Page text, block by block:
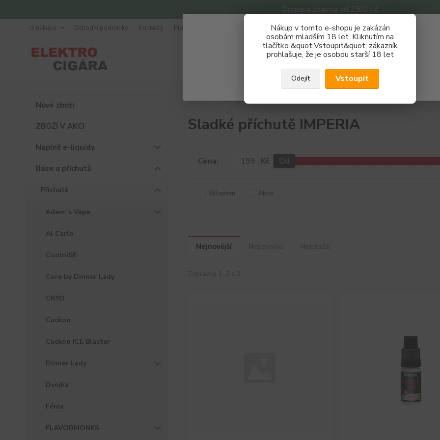
Doprava zdarma od 1500 Kč
Nákup v tomto e-shopu je zakázán
osobám mladším 18 let. Kliknutím na
tlačítko &quot;Vstoupit&quot; zákazník
prohlašuje, že je osobou starší 18 let
Odejít Vstoupit
O nákupu Ochodní podmínky Kontakty Poradna
Hledat
Nové zboží
ZBOŽÍ V AKCI
Náplně e-liquidy
Báze a příchutě
Příchutě
Adam´s Vape
Al Carlo
CoolniSE
Core by Dinner Lady
CRYO
Cuckoo
Cuckoo ICE Blaster
Dinner Lady
Dvojka
Fénix
FLAVORMONKS
Úvod Báze a příchutě
Sladké příchutě IMPERIA
Cena: Kč Od
Skladem Akce
Nejnovější
Získej slevu 3%
Zaregistruj se a nakupuj se slevou právě teď!
REGISTRAČNÍ FORMULÁŘ
Zavřít